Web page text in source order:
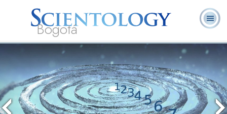
Bogotá
Hubbard
Ministros
Frecuentes
Libros